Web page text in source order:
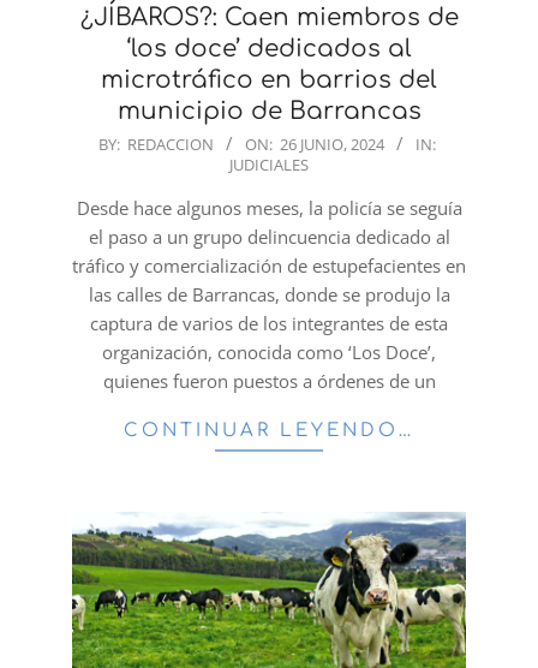
¿JÍBAROS?: Caen miembros de
‘los doce’ dedicados al
microtráfico en barrios del
municipio de Barrancas
2024-
26
BY: REDACCION ON: 26 JUNIO, 2024
IN:
JUDICIALES
Desde hace algunos meses, la policía se seguía
el paso a un grupo delincuencia dedicado al
tráfico y comercialización de estupefacientes en
las calles de Barrancas, donde se produjo la
captura de varios de los integrantes de esta
organización, conocida como ‘Los Doce’,
quienes fueron puestos a órdenes de un
CONTINUAR LEYENDO…